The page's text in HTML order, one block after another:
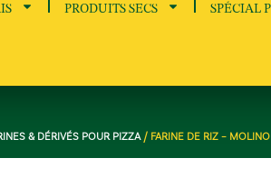
& DÉRIVÉS POUR PIZZA/ FARINE DE RIZ –